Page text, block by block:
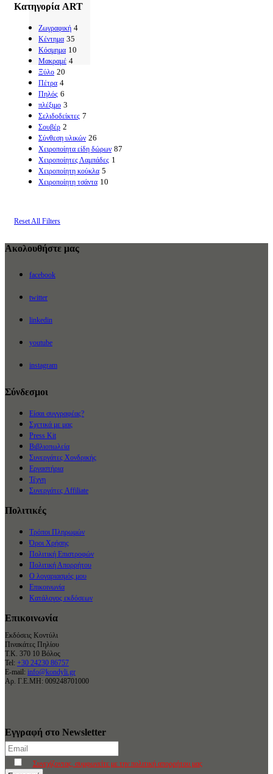
Κατηγορία ART
Ζωγραφική 4
Κέντημα 35
Κόσμημα 10
Μακραμέ 4
Ξύλο 20
Πέτρα 4
Πηλός 6
πλέξιμο 3
Σελιδοδείκτες 7
Σουβέρ 2
Σύνθεση υλικών 26
Χειροποίητα είδη δώρων 87
Χειροποίητες Λαμπάδες 1
Χειροποίητη κούκλα 5
Χειροποίητη τσάντα 10
Reset All Filters
Ακολουθήστε μας
facebook
twitter
linkedin
youtube
instagram
Σύνδεσμοι
Είσαι συγγραφέας?
Σχετικά με μας
Press Kit
Βιβλιοπωλεία
Συνεργάτες Χονδρικής
Εργαστήρια
Τέχνη
Συνεργάτες Affiliate
Πολιτικές
Τρόποι Πληρωμών
Όροι Χρήσης
Πολιτική Επιστροφών
Πολιτική Απορρήτου
Ο λογαριασμός μου
Επικοινωνία
Κατάλογος εκδόσεων
Επικοινωνία
Εκδόσεις Κοντύλι
Πινακάτες Πηλίου
Τ.Κ. 370 10 Βόλος
Tel: +30 24230 86757
E-mail: info@kondyli.gr
Αρ. Γ.Ε.ΜΗ: 009248701000
Εγγραφή στο Newsletter
Συνεχίζοντας, συμφωνείτε με την πολιτική απορρήτου μας